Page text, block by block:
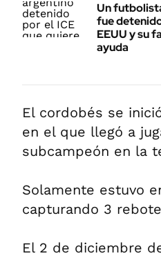
Un
fue
EEUU y su
ayuda
El cordobés se
en el que llegó a
subcampeón en la
Solamente estuvo
capturando 3
El 2 de diciembre